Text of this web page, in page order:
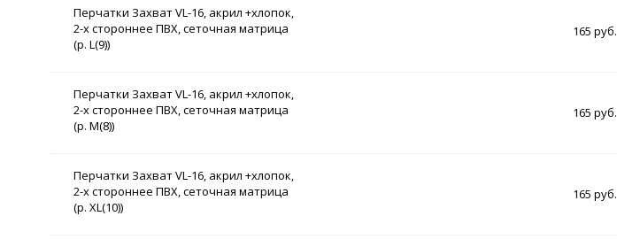
Перчатки Захват VL-16, акрил +хлопок,
2-х стороннее ПВХ, сеточная матрица
(р. L(9))
165 руб.
Перчатки Захват VL-16, акрил +хлопок,
2-х стороннее ПВХ, сеточная матрица
(р. M(8))
165 руб.
Перчатки Захват VL-16, акрил +хлопок,
2-х стороннее ПВХ, сеточная матрица
(р. XL(10))
165 руб.